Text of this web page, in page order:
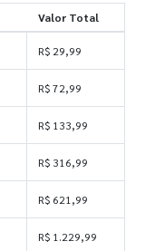
Valor Total
R$ 29,99
R$ 72,99
R$ 133,99
R$ 316,99
R$ 621,99
R$ 1.229,99